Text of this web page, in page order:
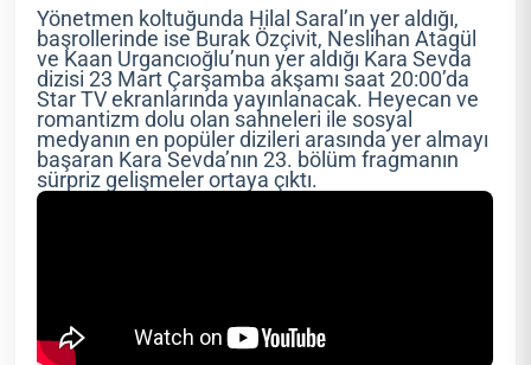
Yönetmen koltuğunda Hilal Saral’ın yer aldığı,
başrollerinde ise Burak Özçivit, Neslihan Atagül
ve Kaan Urgancıoğlu’nun yer aldığı Kara Sevda
dizisi 23 Mart Çarşamba akşamı saat 20:00’da
Star TV ekranlarında yayınlanacak. Heyecan ve
romantizm dolu olan sahneleri ile sosyal
medyanın en popüler dizileri arasında yer almayı
başaran Kara Sevda’nın 23. bölüm fragmanın
sürpriz gelişmeler ortaya çıktı.